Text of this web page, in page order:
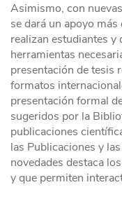
Asimismo, con
se dará un apoyo
realizan estudiantes y
herramientas
presentación de tesis
formatos
presentación formal
sugeridos por la
publicaciones
las Publicaciones y
novedades destaca
y que permiten